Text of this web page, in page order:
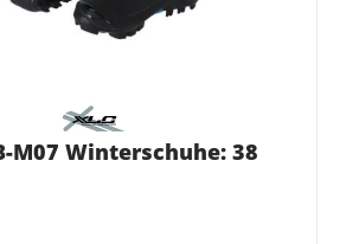
M07 Winterschuhe: 38